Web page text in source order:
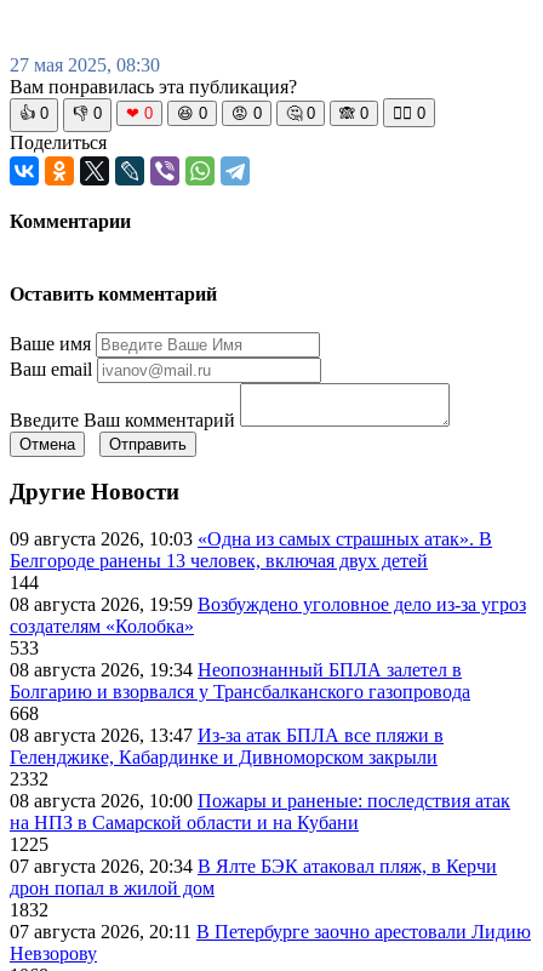
27 мая 2025, 08:30
Вам понравилась эта публикация?
👍 0 👎 0 ❤ 0 😆 0 😡 0 🤔 0 🙈 0 🧘‍♀️ 0
Поделиться
Комментарии
Оставить комментарий
Ваше имя
Ваш email
Введите Ваш комментарий
Отмена Отправить
Другие Новости
09 августа 2026, 10:03 «Одна из самых страшных атак». В
Белгороде ранены 13 человек, включая двух детей
144
08 августа 2026, 19:59 Возбуждено уголовное дело из-за угроз
создателям «Колобка»
533
08 августа 2026, 19:34 Неопознанный БПЛА залетел в
Болгарию и взорвался у Трансбалканского газопровода
668
08 августа 2026, 13:47 Из-за атак БПЛА все пляжи в
Геленджике, Кабардинке и Дивноморском закрыли
2332
08 августа 2026, 10:00 Пожары и раненые: последствия атак
на НПЗ в Самарской области и на Кубани
1225
07 августа 2026, 20:34 В Ялте БЭК атаковал пляж, в Керчи
дрон попал в жилой дом
1832
07 августа 2026, 20:11 В Петербурге заочно арестовали Лидию
Невзорову